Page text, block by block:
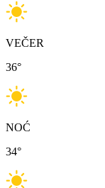
VEČER
36°
NOĆ
34°